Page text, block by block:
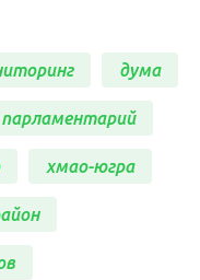
дума
парламентарий
хмао-югра